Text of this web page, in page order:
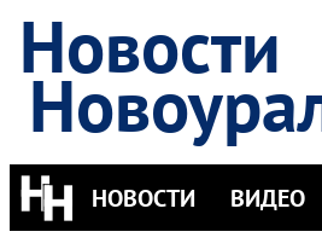
Новости
НОВОСТИ ВИДЕО